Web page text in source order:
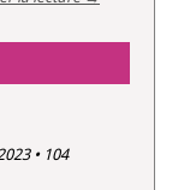
• 104